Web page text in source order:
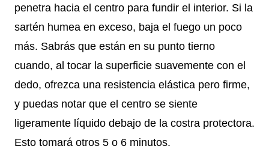
penetra hacia el centro para fundir el interior. Si la
sartén humea en exceso, baja el fuego un poco
más. Sabrás que están en su punto tierno
cuando, al tocar la superficie suavemente con el
dedo, ofrezca una resistencia elástica pero firme,
y puedas notar que el centro se siente
ligeramente líquido debajo de la costra protectora.
Esto tomará otros 5 o 6 minutos.